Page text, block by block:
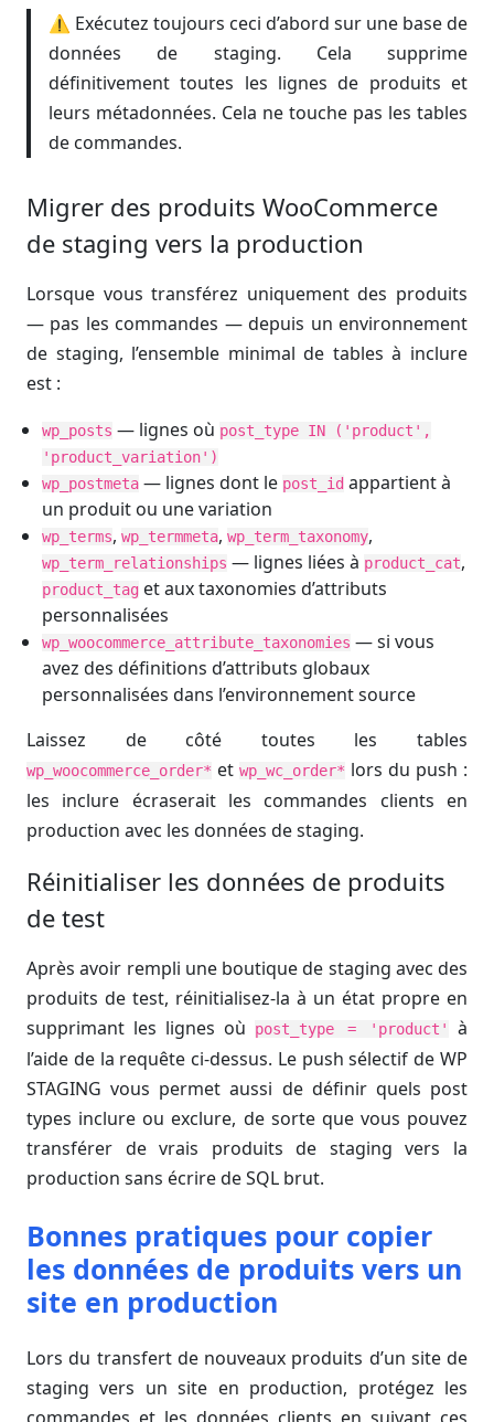
⚠️ Exécutez toujours ceci d’abord sur une base de
données de staging. Cela supprime
définitivement toutes les lignes de produits et
leurs métadonnées. Cela ne touche pas les tables
de commandes.
Migrer des produits WooCommerce
de staging vers la production
Lorsque vous transférez uniquement des produits
— pas les commandes — depuis un environnement
de staging, l’ensemble minimal de tables à inclure
est :
wp_posts — lignes où post_type IN ('product',
'product_variation')
wp_postmeta — lignes dont le post_id appartient à
un produit ou une variation
wp_terms,wp_termmeta,wp_term_taxonomy,
wp_term_relationships — lignes liées à product_cat,
product_tag et aux taxonomies d’attributs
personnalisées
wp_woocommerce_attribute_taxonomies — si vous
avez des définitions d’attributs globaux
personnalisées dans l’environnement source
Laissez de côté toutes les tables
wp_woocommerce_order* et wp_wc_order* lors du push :
les inclure écraserait les commandes clients en
production avec les données de staging.
Réinitialiser les données de produits
de test
Après avoir rempli une boutique de staging avec des
produits de test, réinitialisez-la à un état propre en
supprimant les lignes où
post_type = 'product'
à
l’aide de la requête ci-dessus. Le push sélectif de WP
STAGING vous permet aussi de définir quels post
types inclure ou exclure, de sorte que vous pouvez
transférer de vrais produits de staging vers la
production sans écrire de SQL brut.
Bonnes pratiques pour copier
les données de produits vers un
site en production
Lors du transfert de nouveaux produits d’un site de
staging vers un site en production, protégez les